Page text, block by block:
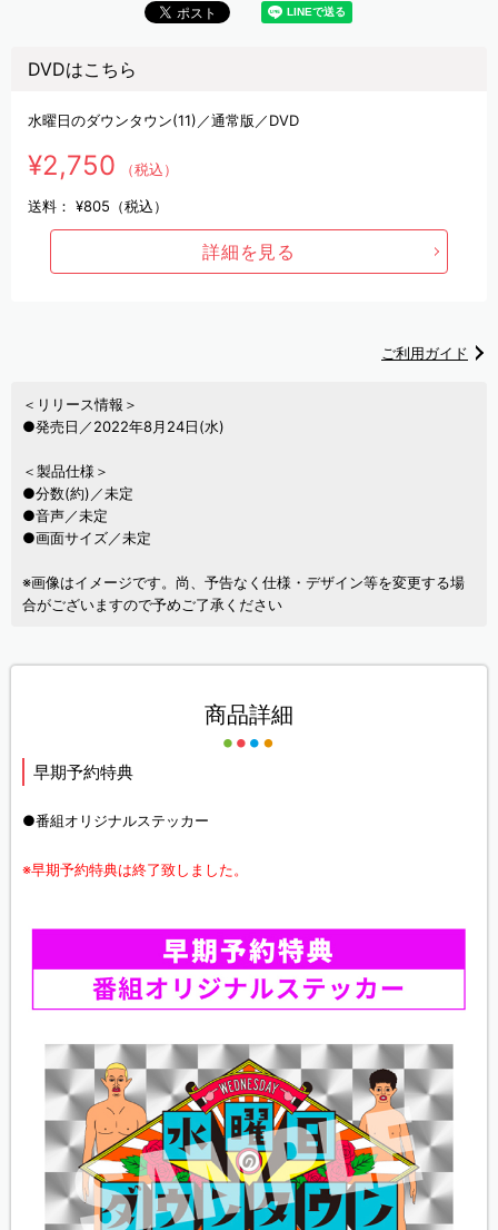
DVDはこちら
水曜日のダウンタウン(11)／通常版／DVD
¥2,750 （税込）
送料： ¥805（税込）
詳細を見る
ご利用ガイド
＜リリース情報＞
●発売日／2022年8月24日(水)
＜製品仕様＞
●分数(約)／未定
●音声／未定
●画面サイズ／未定
※画像はイメージです。尚、予告なく仕様・デザイン等を変更する場
合がございますので予めご了承ください
商品詳細
早期予約特典
●番組オリジナルステッカー
※早期予約特典は終了致しました。